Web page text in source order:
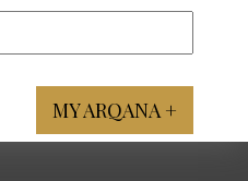
MY ARQANA +